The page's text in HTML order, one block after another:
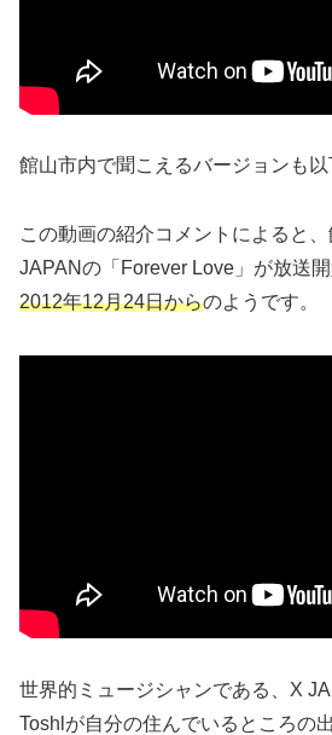
館山市内で聞こえるバージョンも以
この動画の紹介コメントによると
JAPANの「Forever Love」が放送開
2012年12月24日からのようです。
世界的ミュージシャンである、X
Toshlが自分の住んでいるところの